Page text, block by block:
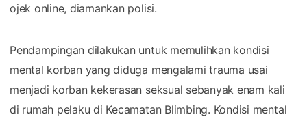
ojek online, diamankan polisi.
Pendampingan dilakukan untuk memulihkan kondisi
mental korban yang diduga mengalami trauma usai
menjadi korban kekerasan seksual sebanyak enam kali
di rumah pelaku di Kecamatan Blimbing. Kondisi mental